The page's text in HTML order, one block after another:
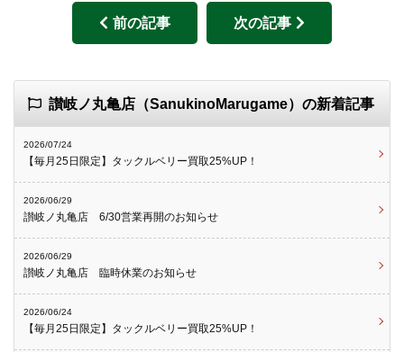
前の記事 次の記事
讃岐ノ丸亀店（SanukinoMarugame）の新着記事
2026/07/24
【毎月25日限定】タックルベリー買取25%UP！
2026/06/29
讃岐ノ丸亀店 6/30営業再開のお知らせ
2026/06/29
讃岐ノ丸亀店 臨時休業のお知らせ
2026/06/24
【毎月25日限定】タックルベリー買取25%UP！